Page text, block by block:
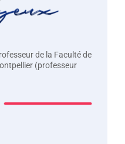
de la Faculté de
(professeur